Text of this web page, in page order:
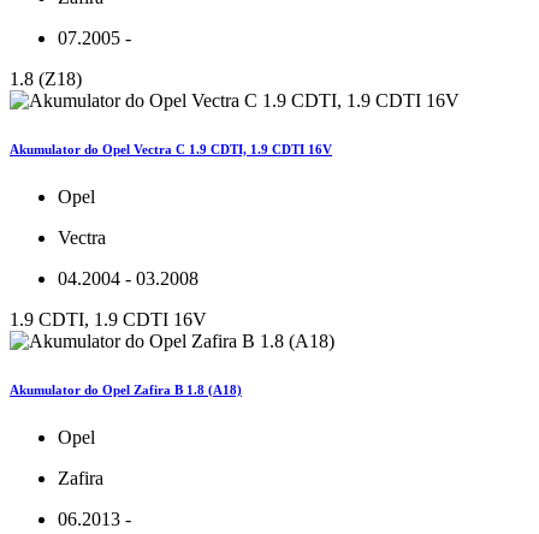
07.2005 -
1.8 (Z18)
Akumulator do Opel Vectra C 1.9 CDTI, 1.9 CDTI 16V
Opel
Vectra
04.2004 - 03.2008
1.9 CDTI, 1.9 CDTI 16V
Akumulator do Opel Zafira B 1.8 (A18)
Opel
Zafira
06.2013 -